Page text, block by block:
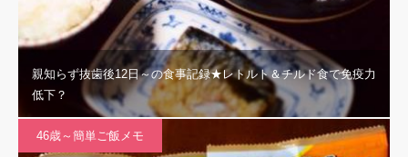
親知らず抜歯後12日～の食事記録★レトルト＆チルド食で免疫力
低下？
46歳～簡単ご飯メモ